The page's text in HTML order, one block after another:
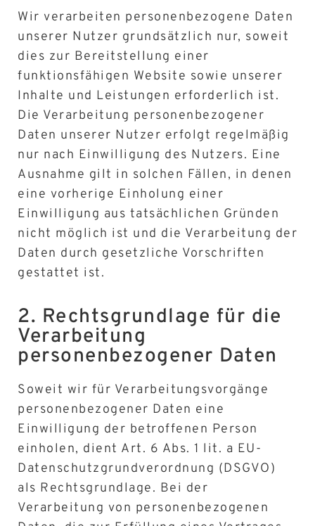
Wir verarbeiten personenbezogene Daten
unserer Nutzer grundsätzlich nur, soweit
dies zur Bereitstellung einer
funktionsfähigen Website sowie unserer
Inhalte und Leistungen erforderlich ist.
Die Verarbeitung personenbezogener
Daten unserer Nutzer erfolgt regelmäßig
nur nach Einwilligung des Nutzers. Eine
Ausnahme gilt in solchen Fällen, in denen
eine vorherige Einholung einer
Einwilligung aus tatsächlichen Gründen
nicht möglich ist und die Verarbeitung der
Daten durch gesetzliche Vorschriften
gestattet ist.
2. Rechtsgrundlage für die
Verarbeitung
personenbezogener Daten
Soweit wir für Verarbeitungsvorgänge
personenbezogener Daten eine
Einwilligung der betroffenen Person
einholen, dient Art. 6 Abs. 1 lit. a EU-
Datenschutzgrundverordnung (DSGVO)
als Rechtsgrundlage. Bei der
Verarbeitung von personenbezogenen